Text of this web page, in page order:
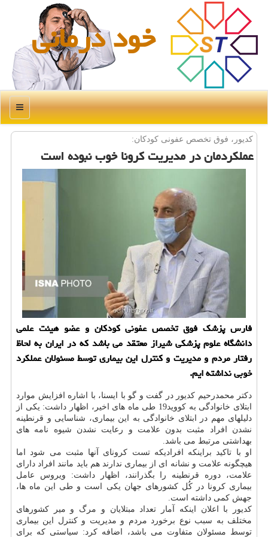
خود درمانی
منو
كدیور، فوق تخصص عفونی كودكان:
عملكردمان در مدیریت كرونا خوب نبوده است
فارس پزشك فوق تخصص عفونی كودكان و عضو هیئت علمی
دانشگاه علوم پزشكی شیراز معتقد می باشد كه در ایران به لحاظ
رفتار مردم و مدیریت و كنترل این بیماری توسط مسئولان عملكرد
خوبی نداشته ایم.
دکتر محمدرحیم کدیور در گفت و گو با ایسنا، با اشاره افزایش موارد
ابتلای خانوادگی به کووید19 طی ماه های اخیر، اظهار داشت: یکی از
دلیلهای مهم در ابتلای خانوادگی به این بیماری، شناسایی و قرنطینه
نشدن افراد مثبت بدون علامت و رعایت نشدن شیوه نامه های
بهداشتی مرتبط می باشد.
او با تاکید براینکه افرادیکه تست کرونای آنها مثبت می شود اما
هیچگونه علامت و نشانه ای از بیماری ندارند هم باید مانند افراد دارای
علامت، دوره قرنطینه را بگذرانند، اظهار داشت: ویروس عامل
بیماری کرونا در کُل کشورهای جهان یکی است و طی این ماه ها،
جهش کمی داشته است.
کدیور با اعلان اینکه آمار تعداد مبتلایان و مرگ و میر کشورهای
مختلف به سبب نوع برخورد مردم و مدیریت و کنترل این بیماری
توسط مسئولان متفاوت می باشد، اضافه کرد: سیاستی که برای